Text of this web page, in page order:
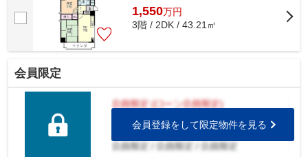
1,550万円
3階 / 2DK / 43.21㎡
会員限定
会員登録をして限定物件を見る